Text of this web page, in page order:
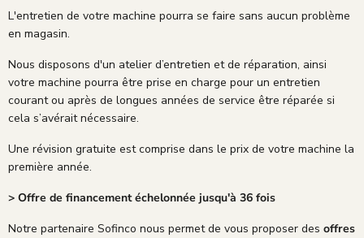
L'entretien de votre machine pourra se faire sans aucun problème
en magasin.
Nous disposons d'un atelier d’entretien et de réparation, ainsi
votre machine pourra être prise en charge pour un entretien
courant ou après de longues années de service être réparée si
cela s’avérait nécessaire.
Une révision gratuite est comprise dans le prix de votre machine la
première année.
> Offre de financement échelonnée jusqu'à 36 fois
Notre partenaire Sofinco nous permet de vous proposer des offres